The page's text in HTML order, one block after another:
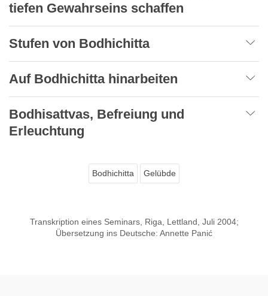
tiefen Gewahrseins schaffen
Stufen von Bodhichitta
Auf Bodhichitta hinarbeiten
Bodhisattvas, Befreiung und
Erleuchtung
Bodhichitta Gelübde
Transkription eines Seminars, Riga, Lettland, Juli 2004;
Übersetzung ins Deutsche: Annette Panić